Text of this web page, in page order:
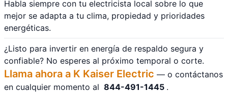
Habla siempre con tu electricista local sobre lo que
mejor se adapta a tu clima, propiedad y prioridades
energéticas.
¿Listo para invertir en energía de respaldo segura y
confiable? No esperes al próximo temporal o corte.
Llama ahora a K Kaiser Electric — o contáctanos
en cualquier momento al 844-491-1445 .